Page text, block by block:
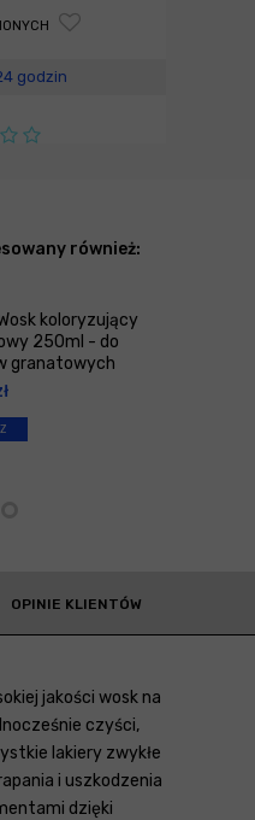
godzin
również:
koloryzujący
250ml - do
granatowych
OPINIE KLIENTÓW
jakości wosk na
czyści,
lakiery zwykłe
i uszkodzenia
dzięki